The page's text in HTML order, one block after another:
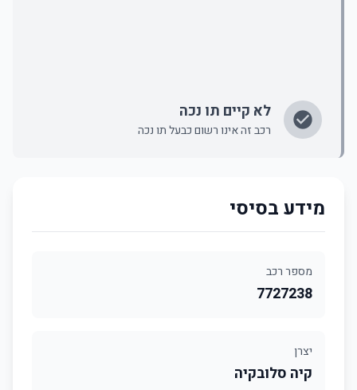
לא קיים תו נכה
רכב זה אינו רשום כבעל תו נכה
מידע בסיסי
מספר רכב
7727238
יצרן
קיה סלובקיה